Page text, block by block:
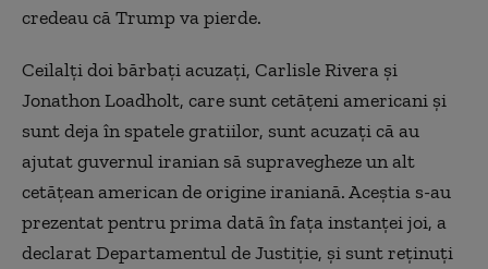
credeau că Trump va pierde.
Ceilalți doi bărbați acuzați, Carlisle Rivera și
Jonathon Loadholt, care sunt cetățeni americani și
sunt deja în spatele gratiilor, sunt acuzați că au
ajutat guvernul iranian să supravegheze un alt
cetățean american de origine iraniană. Aceștia s-au
prezentat pentru prima dată în fața instanței joi, a
declarat Departamentul de Justiție, și sunt reținuți